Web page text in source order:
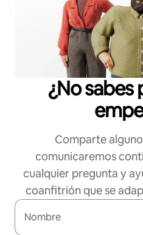
¿No
Comparte
comunicaremos
cualquier pregunta y
coanfitrión que se
Nombre